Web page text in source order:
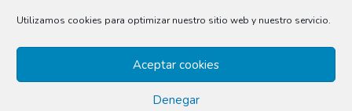
Utilizamos cookies para optimizar nuestro sitio web y nuestro servicio.
Aceptar cookies
Denegar
DEPORTIVO. SE REALIZA UNA VALORACION APROXIMADA DE LA
DENTRO DE DICHA CANTIDAD LA REALIZACION DEL PROYECTO
CORRESPONDIENTE ASI COMO LA DIRECCION DE OBRA